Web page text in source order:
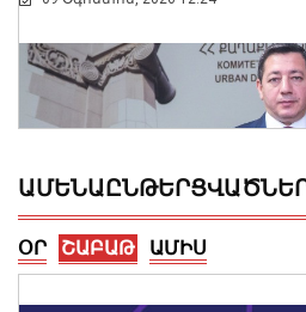
ՕՐ ՇԱԲԱԹ ԱՄԻՍ